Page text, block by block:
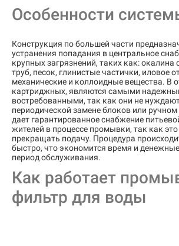
Особенности
Конструкция по большей части
устранения попадания в центральное
крупных загрязнений, таких как: окалина
труб, песок, глинистые частички, иловое
механические и коллоидные вещества. В
картриджных, являются самыми
востребованными, так как они не
периодической замене блоков или
дает гарантированное снабжение
жителей в процессе промывки, так как
прекращать подачу. Процедура
быстро, что экономится время и
период обслуживания.
Как работает
фильтр для воды